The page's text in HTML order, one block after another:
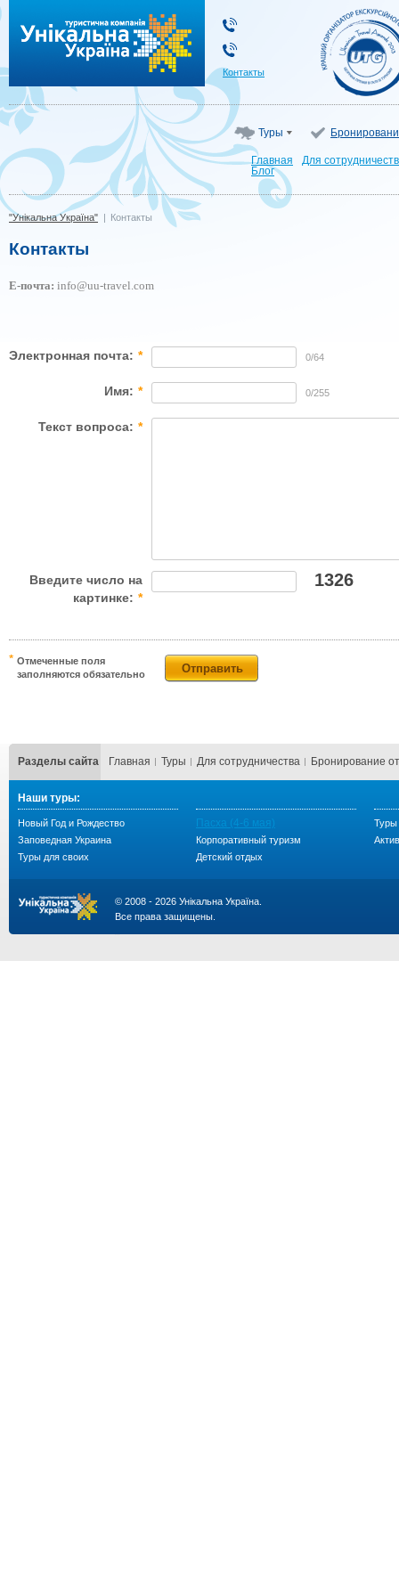
Контакты
Туры
Главная
Для
Блог
"Унікальна Україна" | Контакты
Контакты
Е-почта: info@uu-travel.com
Электронная почта: * 0/64
Имя: * 0/255
Текст вопроса: *
Введите число на
картинке: *
1326
Отмеченные поля
заполняются обязательно
Разделы сайта Главная Туры Для сотрудничества Бронирование
Наши туры:
Новый Год и Рождество
Заповедная Украина
Туры для своих
Пасха (4-6 мая)
Корпоративный туризм
Детский отдых
Туры
© 2008 - 2026 Унікальна Україна.
Все права защищены.